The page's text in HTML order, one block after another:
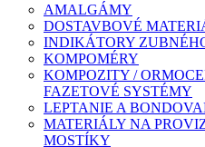
AMALGÁMY
DOSTAVBOVÉ
INDIKÁTORY
KOMPOMÉRY
KOMPOZITY /
FAZETOVÉ SYSTÉMY
LEPTANIE A
MATERIÁLY NA
MOSTÍKY